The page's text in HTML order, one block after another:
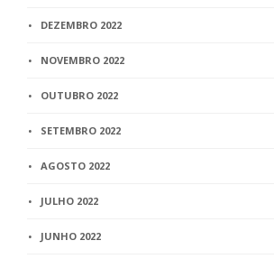
DEZEMBRO 2022
NOVEMBRO 2022
OUTUBRO 2022
SETEMBRO 2022
AGOSTO 2022
JULHO 2022
JUNHO 2022